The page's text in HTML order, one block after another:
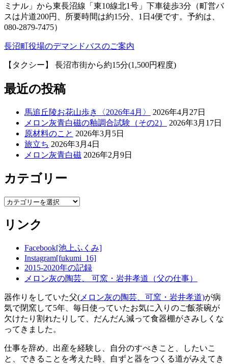
ミナル」から東長沼線「東10線北1号」下車徒歩3分（町営バ
スは片道200円、所要時間は約15分、1日4便です。予約は、
080-2879-7475）
長沼町役場のデマンドバスのご案内
【タクシー】 長沼市街から約15分(1,500円程度)
最近の投稿
馬追丘陵お花山歩き〈2026年4月〉
2026年4月27日
メロン灰青白磁の釉調合試験（その2）
2026年3月17日
原材料のこと 2026年3月5日
旅立ち 2026年3月4日
メロン灰青白磁 2026年2月9日
カテゴリー
カ
ゴ
リ
リンク
Facebook[池上ふくみ]
Instagram[fukumi_16]
2015-2020年の記録
メロン灰の陶芸、 可窯・岩井孝道（父の仕事）
器作りをしていた父( メロン灰の陶芸、可窯・岩井孝道)が病
気で閉窯して5年、毎日使っていたお気に入りのご飯茶碗が
欠けたり割れたりして、だんだん減って食器棚がさみしくな
ってきました。
仕事を辞め、出産を経験し、自分のすべきこと、したいこ
と、できることを考えた時、自ずと器をつくる道がみえてき